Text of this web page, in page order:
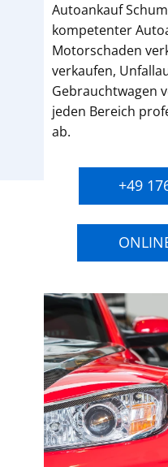
Autoankauf
kompetenter
Motorschaden
verkaufen,
Gebrauchtwagen
jeden Bereich
ab.
+49